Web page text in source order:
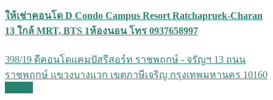
ให้เช่าคอนโด D Condo Campus Resort Ratchapruek-Charan
13 ใกล้ MRT, BTS 1ห้องนอน โทร 0937658997
398/19 ดีคอนโดแคมปัสรีสอร์ท ราชพฤกษ์ - จรัญฯ 13 ถนน
ราชพฤกษ์ แขวงบางแวก เขตภาษีเจริญ กรุงเทพมหานคร 10160